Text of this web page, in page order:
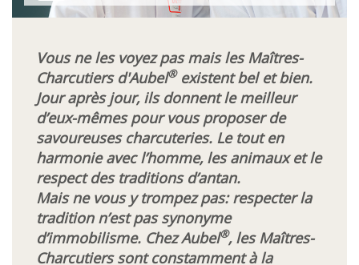
Recettes
Blog
E-magazine
MyAubel
Contact
Vous ne les voyez pas mais les Maîtres-
Charcutiers d'Aubel®existent bel et bien.
Jour après jour, ils donnent le meilleur
d’eux-mêmes pour vous proposer de
savoureuses charcuteries. Le tout en
harmonie avec l’homme, les animaux et le
respect des traditions d’antan.
Mais ne vous y trompez pas: respecter la
tradition n’est pas synonyme
d’immobilisme. Chez Aubel®, les Maîtres-
Charcutiers sont constamment à la